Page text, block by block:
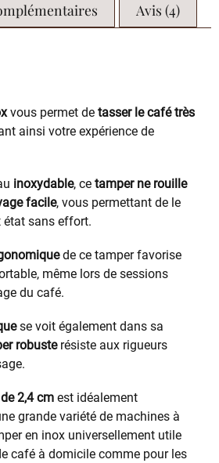
Avis (4)
vous permet de tasser le café très
ainsi votre expérience de
inoxydable, ce tamper ne rouille
facile, vous permettant de le
sans effort.
de ce tamper favorise
même lors de sessions
du café.
se voit également dans sa
robusterésiste aux rigueurs
2,4 cm est idéalement
grande variété de machines à
en inox universellement utile
café à domicile comme pour les